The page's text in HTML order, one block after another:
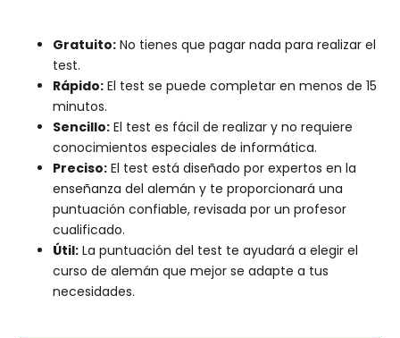
Gratuito:No tienes que pagar nada para realizar el
test.
Rápido:El test se puede completar en menos de 15
minutos.
Sencillo:El test es fácil de realizar y no requiere
conocimientos especiales de informática.
Preciso:El test está diseñado por expertos en la
enseñanza del alemán y te proporcionará una
puntuación confiable, revisada por un profesor
cualificado.
Útil:La puntuación del test te ayudará a elegir el
curso de alemán que mejor se adapte a tus
necesidades.